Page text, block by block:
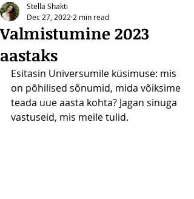
Valmistumine 2023
aastaks
Stella Shakti
Dec 27, 2022 2 min read
Esitasin Universumile küsimuse: mis
on põhilised sõnumid, mida võiksime
teada uue aasta kohta? Jagan sinuga
vastuseid, mis meile tulid.